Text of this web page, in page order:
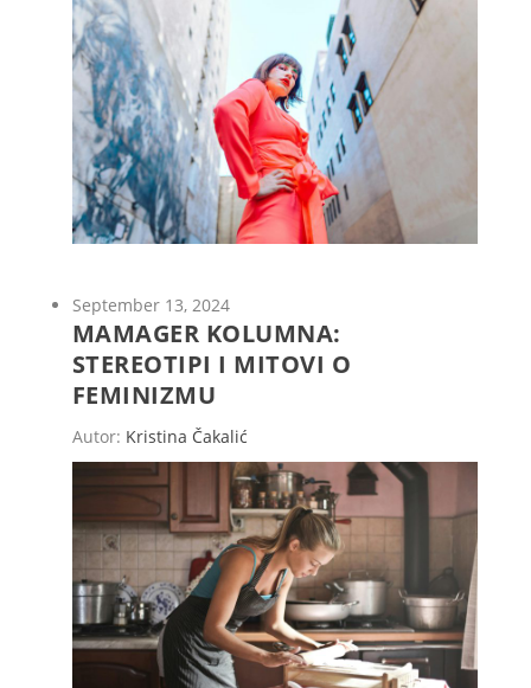
September 13, 2024
MAMAGER KOLUMNA:
STEREOTIPI I MITOVI O
FEMINIZMU
Autor: Kristina Čakalić